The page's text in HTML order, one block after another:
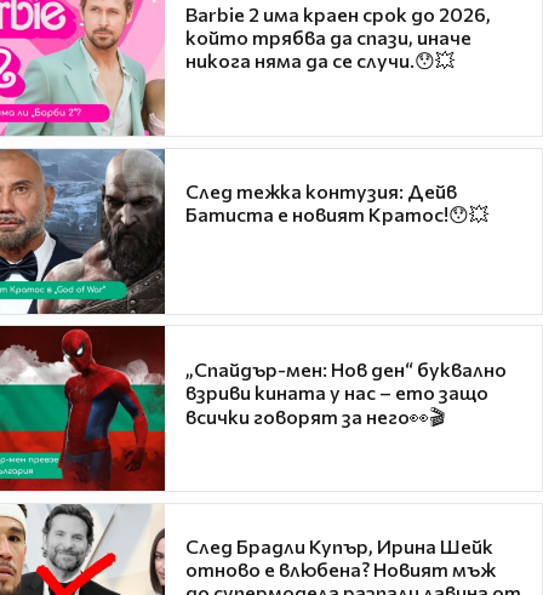
Barbie 2 има краен срок до 2026,
който трябва да спази, иначе
никога няма да се случи.😯💥
След тежка контузия: Дейв
Батиста е новият Кратос!😯💥
„Спайдър-мен: Нов ден“ буквално
взриви кината у нас – ето защо
всички говорят за него👀🎬
След Брадли Купър, Ирина Шейк
отново е влюбена? Новият мъж